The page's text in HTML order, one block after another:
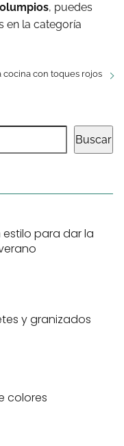
, puedes
en la categoría
cocina con toques rojos
Buscar
para dar la
y granizados
colores